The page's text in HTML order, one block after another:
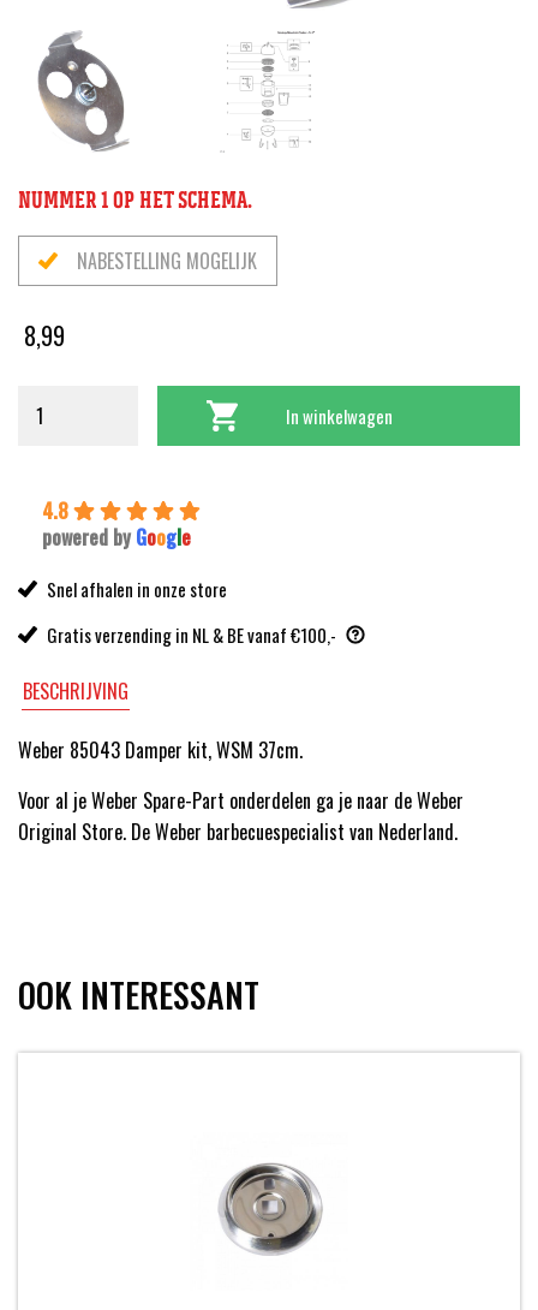
NUMMER 1 OP HET SCHEMA.
NABESTELLING MOGELIJK
8,99
In winkelwagen
4.8
powered by Google
Snel afhalen in onze store
Gratis verzending in NL & BE vanaf €100,-
BESCHRIJVING
Weber 85043 Damper kit, WSM 37cm.
Voor al je Weber Spare-Part onderdelen ga je naar de Weber
Original Store. De Weber barbecuespecialist van Nederland.
OOK INTERESSANT